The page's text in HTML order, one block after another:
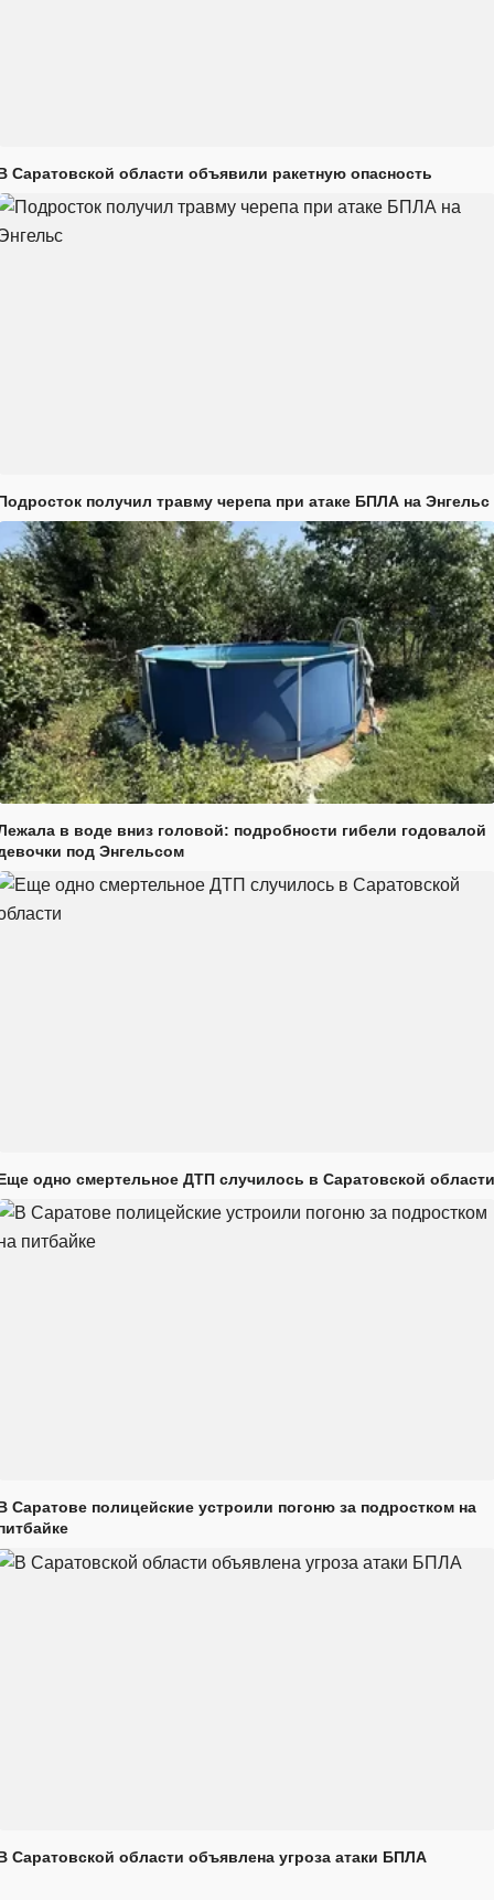
Саратовской области объявили ракетную опасность
получил травму черепа при атаке БПЛА на Энгельс
в воде вниз головой: подробности гибели годовалой
под Энгельсом
одно смертельное ДТП случилось в Саратовской области
Саратове полицейские устроили погоню за подростком на
Саратовской области объявлена угроза атаки БПЛА